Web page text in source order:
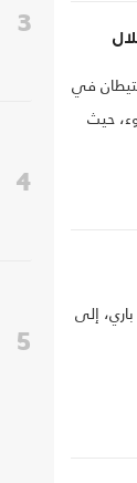
في
حيث
ما
إلى
3
4
5